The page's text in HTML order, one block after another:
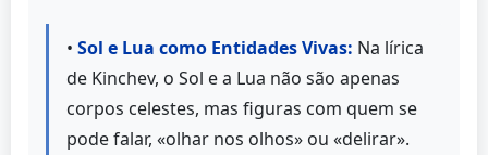
• Sol e Lua como Entidades Vivas: Na lírica
de Kinchev, o Sol e a Lua não são apenas
corpos celestes, mas figuras com quem se
pode falar, «olhar nos olhos» ou «delirar».